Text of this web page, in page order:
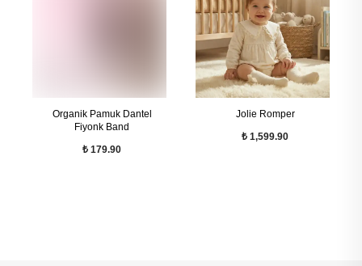
Organik Pamuk Dantel
Fiyonk Band
₺ 179.90
Jolie Romper
₺ 1,599.90